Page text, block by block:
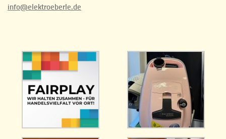
info@elektroeberle.de